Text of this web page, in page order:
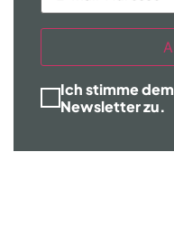
Ich stimme
Newsletter zu.